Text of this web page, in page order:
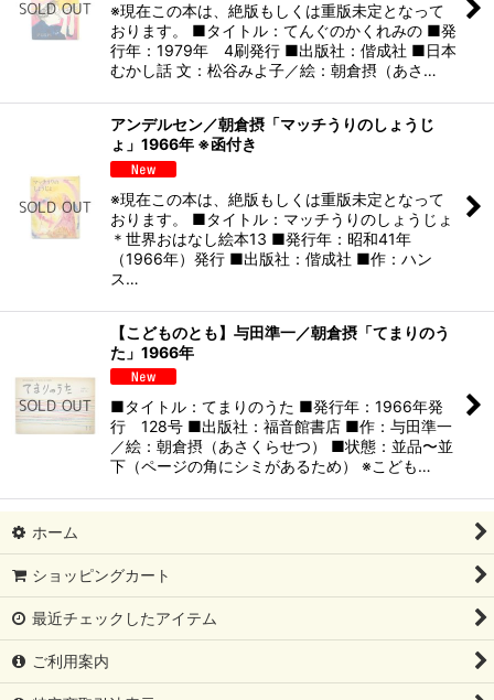
※現在この本は、絶版もしくは重版未定となって
おります。 ■タイトル：てんぐのかくれみの ■発
行年：1979年 4刷発行 ■出版社：偕成社 ■日本
むかし話 文：松谷みよ子／絵：朝倉摂（あさ…
アンデルセン／朝倉摂「マッチうりのしょうじ
ょ」1966年 ※函付き
※現在この本は、絶版もしくは重版未定となって
おります。 ■タイトル：マッチうりのしょうじょ
＊世界おはなし絵本13 ■発行年：昭和41年
（1966年）発行 ■出版社：偕成社 ■作：ハン
ス…
【こどものとも】与田準一／朝倉摂「てまりのう
た」1966年
■タイトル：てまりのうた ■発行年：1966年発
行 128号 ■出版社：福音館書店 ■作：与田準一
／絵：朝倉摂（あさくらせつ） ■状態：並品〜並
下（ページの角にシミがあるため） ※こども…
ホーム
ショッピングカート
最近チェックしたアイテム
ご利用案内